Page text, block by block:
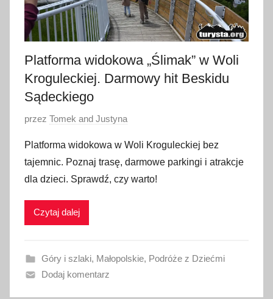
0
2
6
Platforma widokowa „Ślimak” w Woli
Kroguleckiej. Darmowy hit Beskidu
Sądeckiego
O
u
b
l
i
a
n
przez Tomek and Justyna
Platforma widokowa w Woli Kroguleckiej bez
tajemnic. Poznaj trasę, darmowe parkingi i atrakcje
dla dzieci. Sprawdź, czy warto!
Czytaj dalej
Góry i szlaki, Małopolskie, Podróże z Dziećmi
Dodaj komentarz